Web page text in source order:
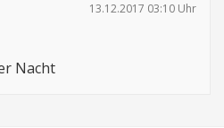
13.12.2017 03:10 Uhr
Nacht